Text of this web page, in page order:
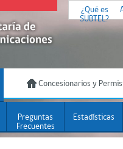
¿Qué es
SUBTEL?
Concesionarios y
Preguntas
Frecuentes
Estadísticas